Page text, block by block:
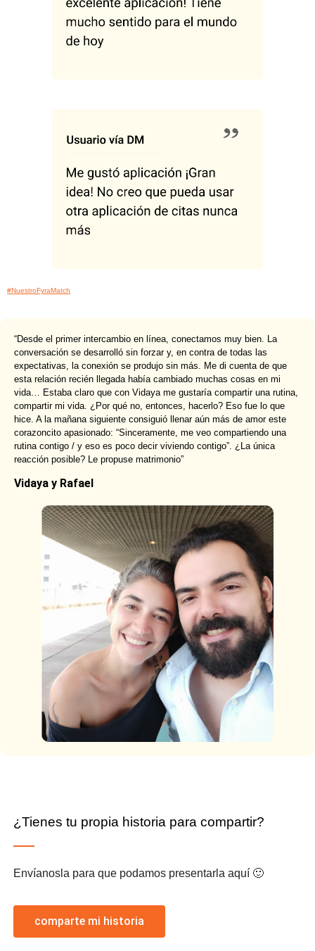
#NuestroFyraMatch
“Desde el primer intercambio en línea, conectamos muy bien. La
conversación se desarrolló sin forzar y, en contra de todas las
expectativas, la conexión se produjo sin más. Me di cuenta de que
esta relación recién llegada había cambiado muchas cosas en mi
vida… Estaba claro que con Vidaya me gustaría compartir una rutina,
compartir mi vida. ¿Por qué no, entonces, hacerlo? Eso fue lo que
hice. A la mañana siguiente consiguió llenar aún más de amor este
corazoncito apasionado: “Sinceramente, me veo compartiendo una
rutina contigo / y eso es poco decir viviendo contigo”. ¿La única
reacción posible? Le propuse matrimonio”
Vidaya y Rafael
¿Tienes tu propia historia para compartir?
Envíanosla para que podamos presentarla aquí 🙂
comparte mi historia